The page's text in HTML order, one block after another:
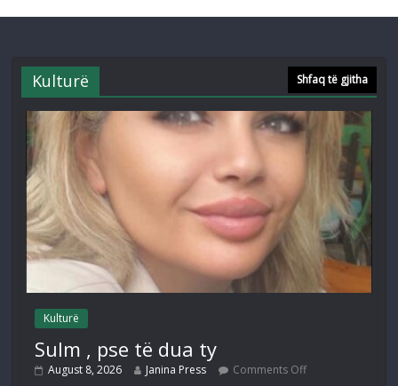
Kulturë Shfaq të gjitha
Kulturë
Sulm , pse të dua ty
August 8, 2026 Janina Press Comments Off